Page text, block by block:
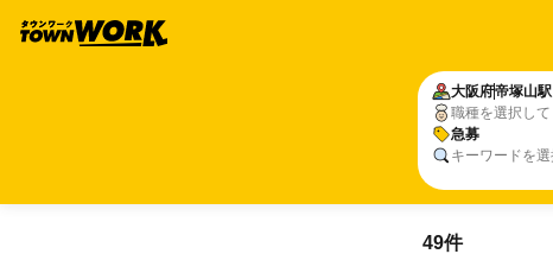
大阪府帝塚山駅
職種を選択し
急募
キーワードを
49件